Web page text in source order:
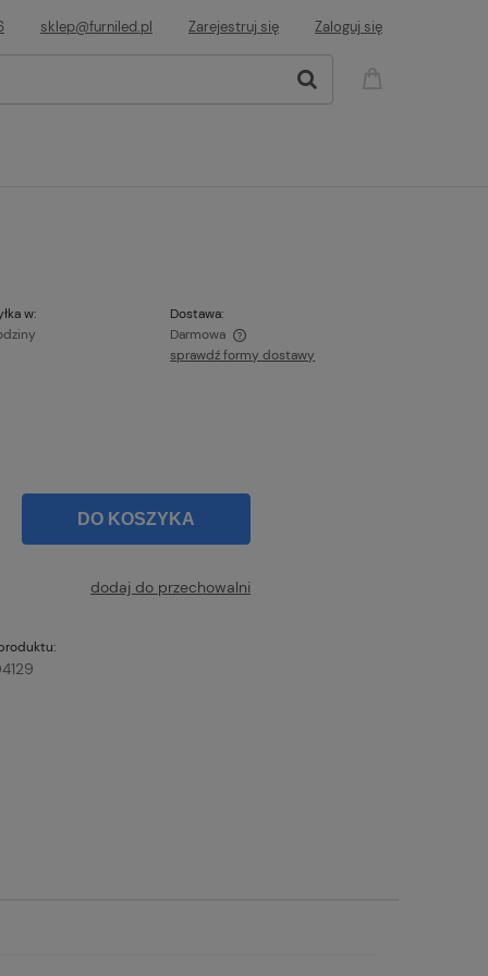
sklep@furniled.pl Zarejestruj się Zaloguj się
w:
Dostawa:
Darmowa
sprawdź formy dostawy
DO KOSZYKA
dodaj do przechowalni